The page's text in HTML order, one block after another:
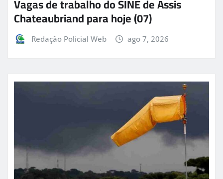
Vagas de trabalho do SINE de Assis
Chateaubriand para hoje (07)
Redação Policial Web ago 7, 2026